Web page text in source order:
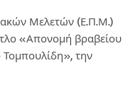
Μελετών (Ε.Π.Μ.)
«Απονομή βραβείου
Τομπουλίδη», την